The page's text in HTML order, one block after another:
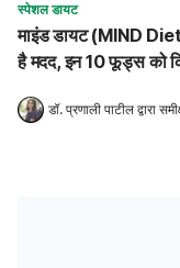
स्पेशल डायट
माइंड डायट (MIND
है मदद, इन 10 फूड्स को
डॉ. प्रणाली पाटील द्वारा